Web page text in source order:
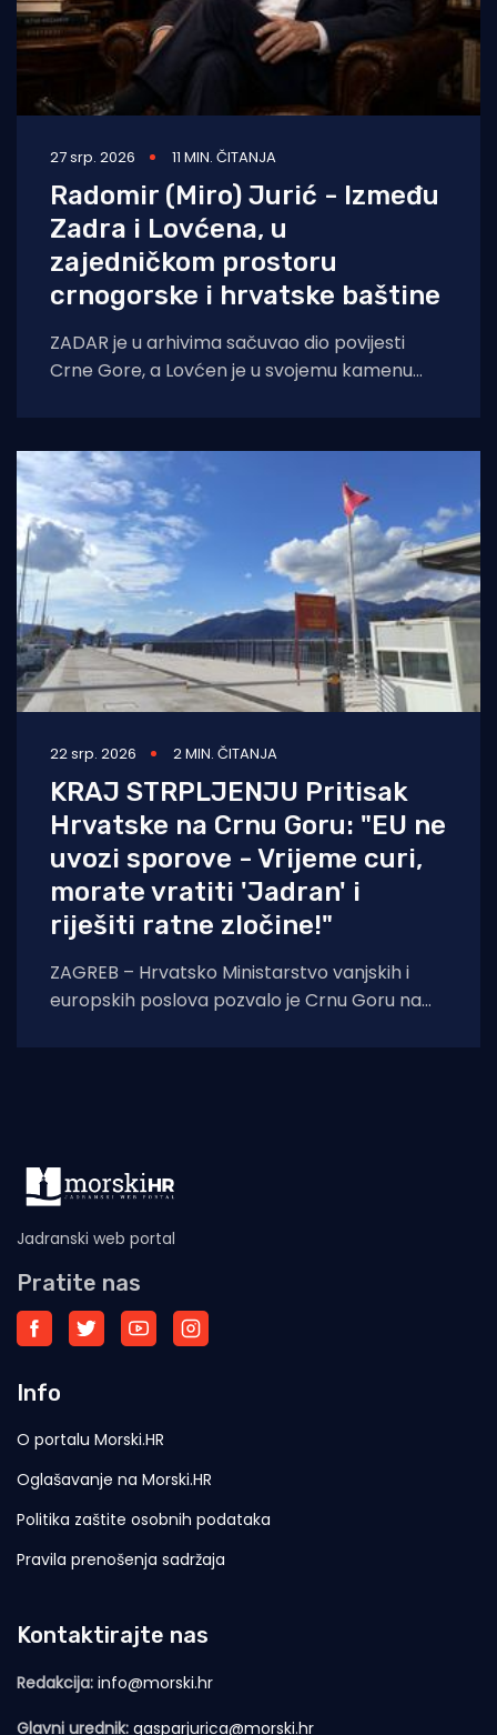
27 srp. 2026 11 MIN. ČITANJA
Radomir (Miro) Jurić - Između
Zadra i Lovćena, u
zajedničkom prostoru
crnogorske i hrvatske baštine
ZADAR je u arhivima sačuvao dio povijesti
Crne Gore, a Lovćen je u svojemu kamenu
22 srp. 2026 2 MIN. ČITANJA
KRAJ STRPLJENJU Pritisak
Hrvatske na Crnu Goru: "EU ne
uvozi sporove - Vrijeme curi,
morate vratiti 'Jadran' i
riješiti ratne zločine!"
ZAGREB – Hrvatsko Ministarstvo vanjskih i
europskih poslova pozvalo je Crnu Goru na
Jadranski web portal
Pratite nas
Info
O portalu Morski.HR
Oglašavanje na Morski.HR
Politika zaštite osobnih podataka
Pravila prenošenja sadržaja
Kontaktirajte nas
Redakcija: info@morski.hr
Glavni urednik: gasparjurica@morski.hr